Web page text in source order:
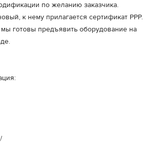
по желанию заказчика.
к нему прилагается сертификат РРР.
готовы предъявить оборудование на